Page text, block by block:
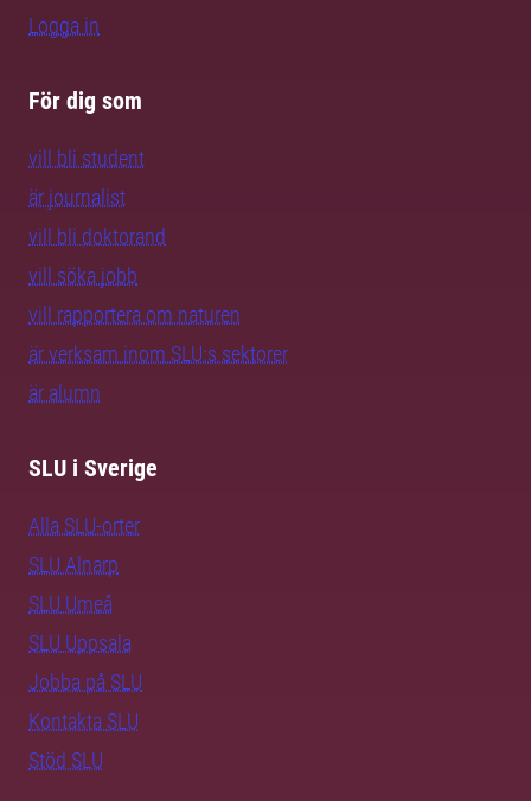
Logga in
För dig som
vill bli student
är journalist
vill bli doktorand
vill söka jobb
vill rapportera om naturen
är verksam inom SLU:s sektorer
är alumn
SLU i Sverige
Alla SLU-orter
SLU Alnarp
SLU Umeå
SLU Uppsala
Jobba på SLU
Kontakta SLU
Stöd SLU